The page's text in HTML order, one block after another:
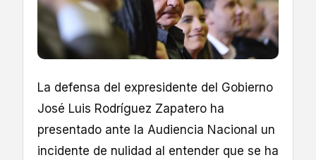
La defensa del expresidente del Gobierno
José Luis Rodríguez Zapatero ha
presentado ante la Audiencia Nacional un
incidente de nulidad al entender que se ha